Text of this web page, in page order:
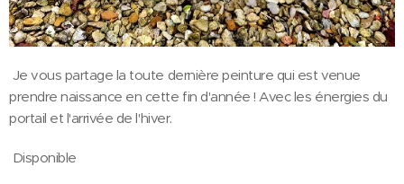
Je vous partage la toute dernière peinture qui est venue
prendre naissance en cette fin d'année ! Avec les énergies du
portail et l'arrivée de l'hiver.
Disponible